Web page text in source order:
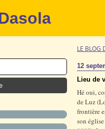
LE BLOG
12
Lieu de
Hé oui,
de Luz
frontière
son